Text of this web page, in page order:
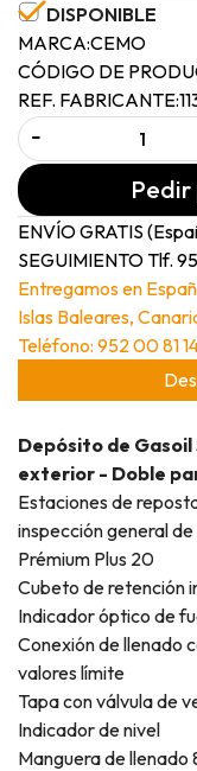
DISPONIBLE
MARCA:CEMO
CÓDIGO DE
REF. FABRICANTE:
-
Pedir
ENVÍO GRATIS
SEGUIMIENTO Tlf.
Entregamos en
Islas Baleares,
Teléfono: 952 00 81
Depósito de
exterior - Doble
Estaciones de
inspección general
Prémium Plus 20
Cubeto de retención
Indicador óptico de
Conexión de llenado
valores límite
Tapa con válvula de
Indicador de nivel
Manguera de llenado